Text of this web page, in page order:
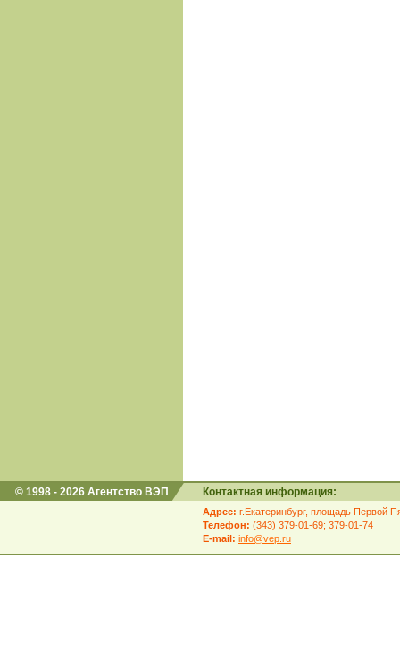
© 1998 - 2026 Агентство ВЭП Контактная информация:
Адрес: г.Екатеринбург, площадь Первой
Телефон: (343) 379-01-69; 379-01-74
E-mail: info@vep.ru